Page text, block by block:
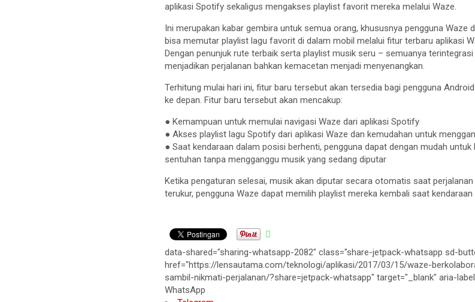
aplikasi Spotify sekaligus mengakses playlist favorit mereka melalui Waze.
Ini merupakan kabar gembira untuk semua orang, khususnya pengguna Waze
bisa memutar playlist lagu favorit di dalam mobil melalui fitur terbaru aplikasi
Dengan penunjuk rute terbaik serta playlist musik seru – semuanya
menjadikan perjalanan bahkan kemacetan menjadi menyenangkan.
Terhitung mulai hari ini, fitur baru tersebut akan tersedia bagi pengguna
ke depan. Fitur baru tersebut akan mencakup:
● Kemampuan untuk memulai navigasi Waze dari aplikasi Spotify
● Akses playlist lagu Spotify dari aplikasi Waze dan kemudahan untuk
● Saat kendaraan dalam posisi berhenti, pengguna dapat dengan mudah
sentuhan tanpa mengganggu musik yang sedang diputar
Ketika pengaturan selesai, musik akan diputar secara otomatis saat
terukur, pengguna Waze dapat memilih playlist mereka kembali saat
data-shared="sharing-whatsapp-2082" class="share-jetpack-whatsapp sd-
href="https://lensautama.com/teknologi/aplikasi/2017/03/15/waze-
sambil-nikmati-perjalanan/?share=jetpack-whatsapp" target="_blank" aria-
WhatsApp